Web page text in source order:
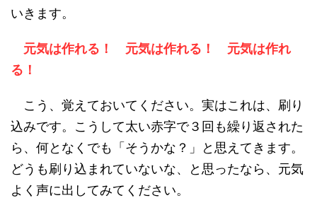
いきます。
元気は作れる！ 元気は作れる！ 元気は作れ
る！
こう、覚えておいてください。実はこれは、刷り
込みです。こうして太い赤字で３回も繰り返された
ら、何となくでも「そうかな？」と思えてきます。
どうも刷り込まれていないな、と思ったなら、元気
よく声に出してみてください。